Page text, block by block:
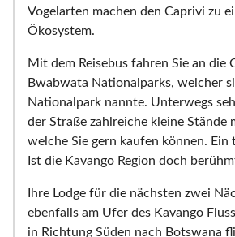
Vogelarten machen den Caprivi zu
Ökosystem.
Mit dem Reisebus fahren Sie an die
Bwabwata Nationalparks, welcher
Nationalpark nannte. Unterwegs
der Straße zahlreiche kleine Stände
welche Sie gern kaufen können.
Ist die Kavango Region doch
Ihre Lodge für die nächsten zwei
ebenfalls am Ufer des Kavango
in Richtung Süden nach Botswana